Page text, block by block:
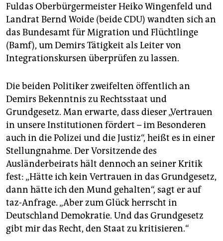
Fuldas Oberbürgermeister Heiko Wingenfeld und
Landrat Bernd Woide (beide CDU) wandten sich an
das Bundesamt für Migration und Flüchtlinge
(Bamf), um Demirs Tätigkeit als Leiter von
Integrationskursen überprüfen zu lassen.
Die beiden Politiker zweifelten öffentlich an
Demirs Bekenntnis zu Rechtsstaat und
Grundgesetz. Man erwarte, dass dieser „Vertrauen
in unsere Institutionen fördert – im Besonderen
auch in die Polizei und die Justiz“, heißt es in einer
Stellungnahme. Der Vorsitzende des
Ausländerbeirats hält dennoch an seiner Kritik
fest: „Hätte ich kein Vertrauen in das Grundgesetz,
dann hätte ich den Mund gehalten“, sagt er auf
taz-Anfrage. „Aber zum Glück herrscht in
Deutschland Demokratie. Und das Grundgesetz
gibt mir das Recht, den Staat zu kritisieren.“